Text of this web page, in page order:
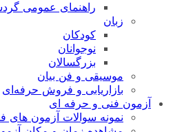
راهنمای عمومی
زبان
کودکان
نوجوانان
بزرگسالان
موسیقی و فن بیان
بازاریابی و فروش حرفه‌ای
آزمون فنی و حرفه ای
نمونه سوالات آزمون های